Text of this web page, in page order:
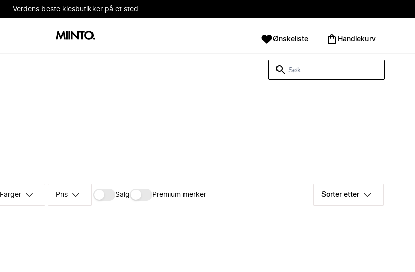
Verdens beste klesbutikker på et sted
Ønskeliste Handlekurv
Farger Pris Salg Premium merker Sorter etter